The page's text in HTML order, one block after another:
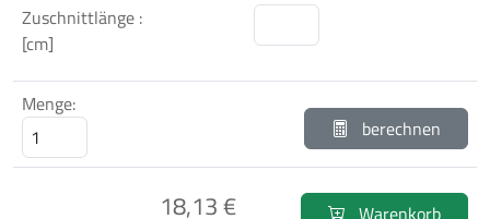
Zuschnittlänge :
[cm]
Menge:
berechnen
18,13 € Warenkorb